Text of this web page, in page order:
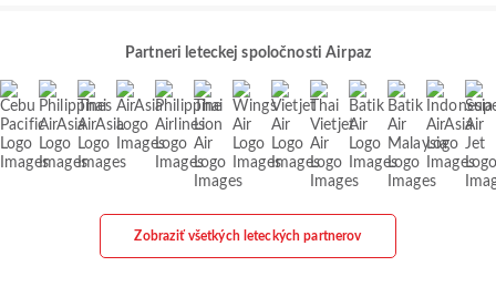
Partneri leteckej spoločnosti Airpaz
Zobraziť všetkých leteckých partnerov